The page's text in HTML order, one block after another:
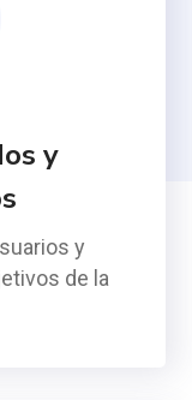
y
y
de la